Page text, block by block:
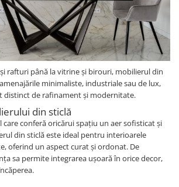
rafturi până la vitrine și birouri, mobilierul din
minimaliste, industriale sau de lux,
distinct de rafinament și modernitate.
din sticlă
care conferă oricărui spațiu un aer sofisticat și
din sticlă este ideal pentru interioarele
oferind un aspect curat și ordonat. De
sa permite integrarea ușoară în orice decor,